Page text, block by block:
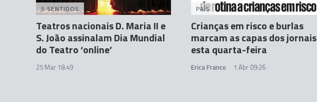
5 SENTIDOS
Teatros nacionais D. Maria II e
S. João assinalam Dia Mundial
do Teatro ‘online’
25 Mar 18:49
PAÍS
Crianças em risco e burlas
marcam as capas dos jornais
esta quarta-feira
Erica Franco 1 Abr 09:26